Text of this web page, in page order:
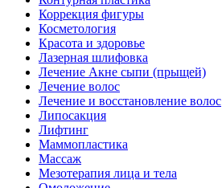
Коррекция фигуры
Косметология
Красота и здоровье
Лазерная шлифовка
Лечение Акне сыпи (прыщей)
Лечение волос
Лечение и восстановление волос
Липосакция
Лифтинг
Маммопластика
Массаж
Мезотерапия лица и тела